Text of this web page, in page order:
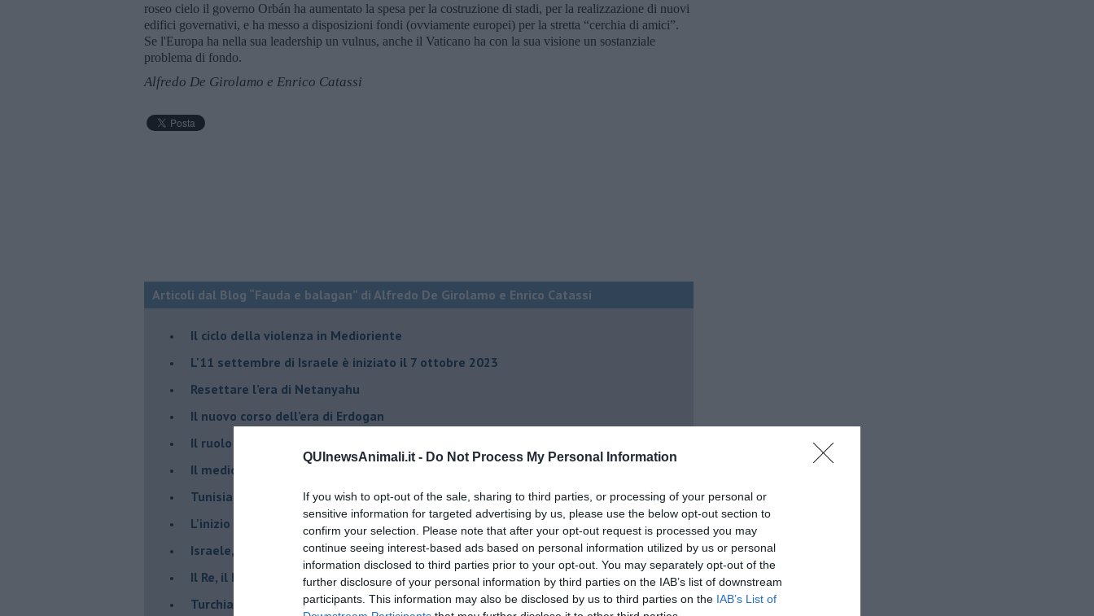
QUInewsAnimali.it - Do Not Process My Personal Information
If you wish to opt-out of the sale, sharing to third parties, or processing of your personal or
sensitive information for targeted advertising by us, please use the below opt-out section to
confirm your selection. Please note that after your opt-out request is processed you may
continue seeing interest-based ads based on personal information utilized by us or personal
information disclosed to third parties prior to your opt-out. You may separately opt-out of the
further disclosure of your personal information by third parties on the IAB’s list of downstream
participants. This information may also be disclosed by us to third parties on the IAB’s List of
roseo cielo il governo Orbán ha aumentato la spesa per la costruzione di stadi, per la realizzazione di nuovi
edifici governativi, e ha messo a disposizioni fondi (ovviamente europei) per la stretta “cerchia di amici”.
Se l'Europa ha nella sua leadership un vulnus, anche il Vaticano ha con la sua visione un sostanziale
problema di fondo.
Alfredo De Girolamo e Enrico Catassi
Articoli dal Blog “Fauda e balagan” di Alfredo De Girolamo e Enrico Catassi
Il ciclo della violenza in Medioriente
L'11 settembre di Israele è iniziato il 7 ottobre 2023
Resettare l’era di Netanyahu
​Il nuovo corso dell’era di Erdogan
Il ruolo delle diplomazie nei conflitti
Il medioriente di Silvio
Tunisia rischiosa e strategica per l'Italia
L'inizio del “secolo della Turchia”
Israele, deciderà il borsone della spesa
Il Re, il Primo Ministro, il Sindaco e la Brexit
Turchia al voto, Erdogan in bilico